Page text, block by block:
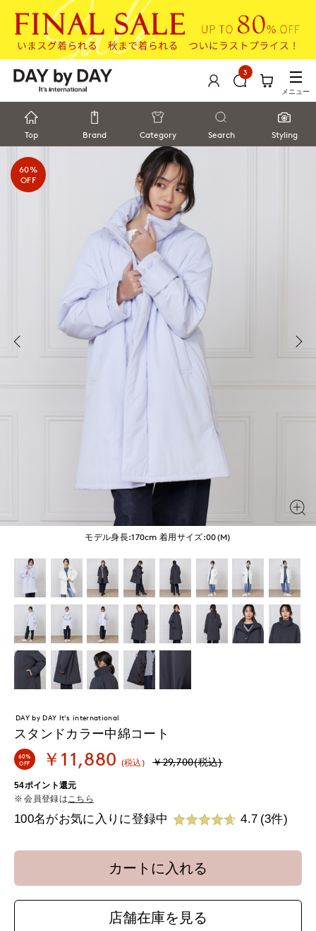
3
メニュー
Top Brand Category Search Styling
モデル身長:170cm 着用サイズ:00(M)
60%
OFF
DAY by DAY It's international
スタンドカラー中綿コート
60%
OFF
￥11,880 (税込) ￥29,700(税込)
54ポイント還元
会員登録は こちら
100名がお気に入りに登録中 4.7 (3件)
カートに入れる
店舗在庫を見る